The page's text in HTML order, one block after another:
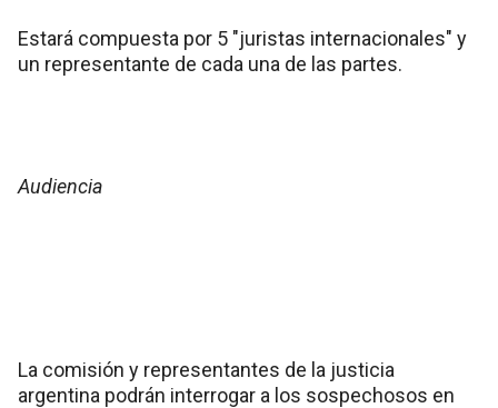
Estará compuesta por 5 "juristas internacionales" y
un representante de cada una de las partes.
Audiencia
La comisión y representantes de la justicia
argentina podrán interrogar a los sospechosos en